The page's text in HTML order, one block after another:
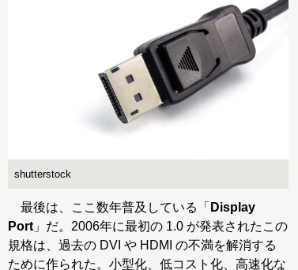
shutterstock
最後は、ここ数年普及している「 Display
Port 」だ。2006年に最初の 1.0 が発表されたこの
規格は、過去の DVI や HDMI の不満を解消する
ために作られた。小型化、低コスト化、高速化な